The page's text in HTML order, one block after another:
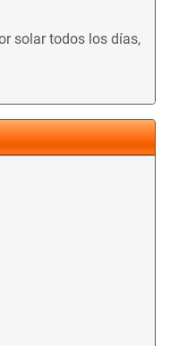
solar todos los días,